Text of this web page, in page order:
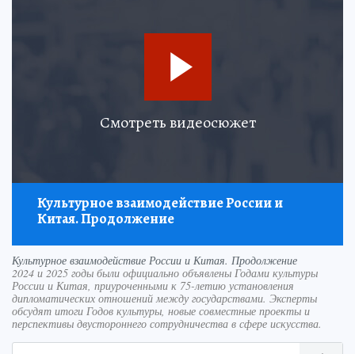
Смотреть видеосюжет
Культурное взаимодействие России и
Китая. Продолжение
Культурное взаимодействие России и Китая. Продолжение
2024 и 2025 годы были официально объявлены Годами культуры
России и Китая, приуроченными к 75-летию установления
дипломатических отношений между государствами. Эксперты
обсудят итоги Годов культуры, новые совместные проекты и
перспективы двустороннего сотрудничества в сфере искусства.